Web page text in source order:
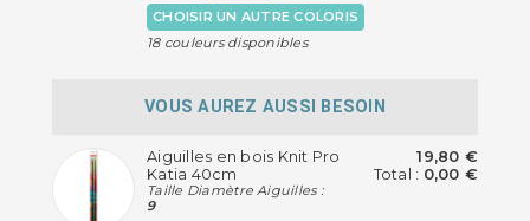
CHOISIR UN AUTRE COLORIS
18 couleurs disponibles
VOUS AUREZ AUSSI BESOIN
Aiguilles en bois Knit Pro
Katia 40cm
Taille Diamètre Aiguilles :
9
19,80 €
Total : 0,00 €